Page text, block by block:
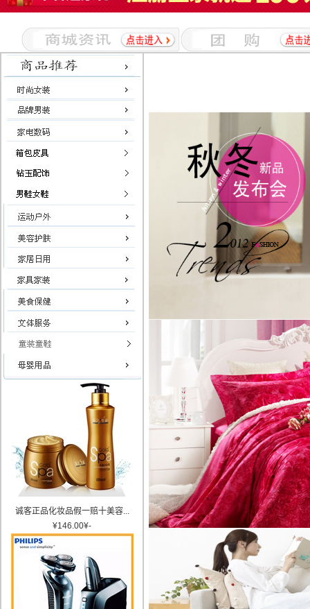
诚客正品化妆品假一赔十美容...
¥146.00¥-